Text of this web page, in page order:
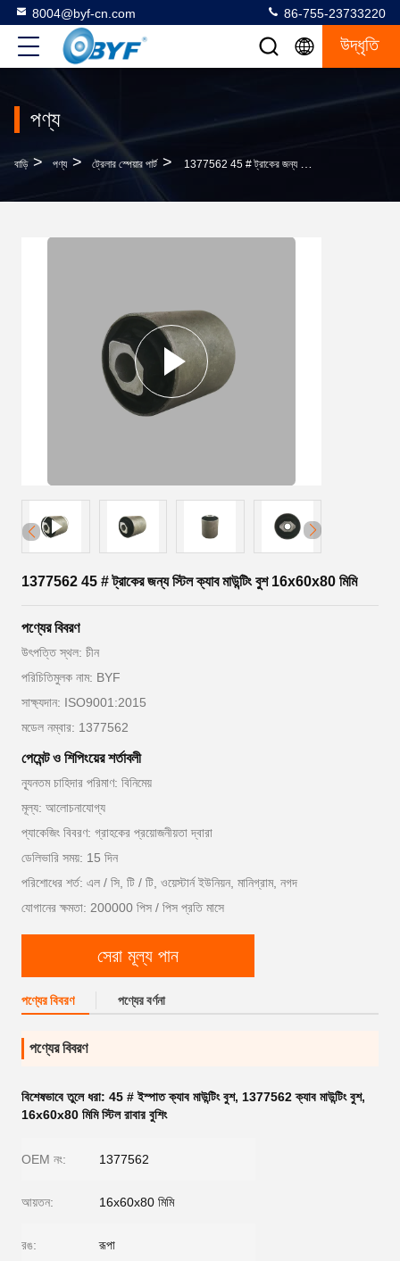
8004@byf-cn.com 86-755-23733220
উদ্ধৃতি
পণ্য
বাড়ি > পণ্য > ট্রেলার স্পেয়ার পার্ট > 1377562 45 # ট্রাকের জন্য স্টিল ক্যাব মাউন্টিং বুশ 16x60x80 মিমি
1377562 45 # ট্রাকের জন্য স্টিল ক্যাব মাউন্টিং বুশ 16x60x80 মিমি
পণ্যের বিবরণ
উৎপত্তি স্থল: চীন
পরিচিতিমুলক নাম: BYF
সাক্ষ্যদান: ISO9001:2015
মডেল নম্বার: 1377562
পেমেন্ট ও শিপিংয়ের শর্তাবলী
ন্যূনতম চাহিদার পরিমাণ: বিনিমেয়
মূল্য: আলোচনাযোগ্য
প্যাকেজিং বিবরণ: গ্রাহকের প্রয়োজনীয়তা দ্বারা
ডেলিভারি সময়: 15 দিন
পরিশোধের শর্ত: এল / সি, টি / টি, ওয়েস্টার্ন ইউনিয়ন, মানিগ্রাম, নগদ
যোগানের ক্ষমতা: 200000 পিস / পিস প্রতি মাসে
সেরা মূল্য পান
পণ্যের বিবরণ পণ্যের বর্ণনা
পণ্যের বিবরণ
বিশেষভাবে তুলে ধরা: 45 # ইস্পাত ক্যাব মাউন্টিং বুশ, 1377562 ক্যাব মাউন্টিং বুশ,
16x60x80 মিমি স্টিল রাবার বুশিং
OEM নং: 1377562
আয়তন: 16x60x80 মিমি
রঙ: রূপা